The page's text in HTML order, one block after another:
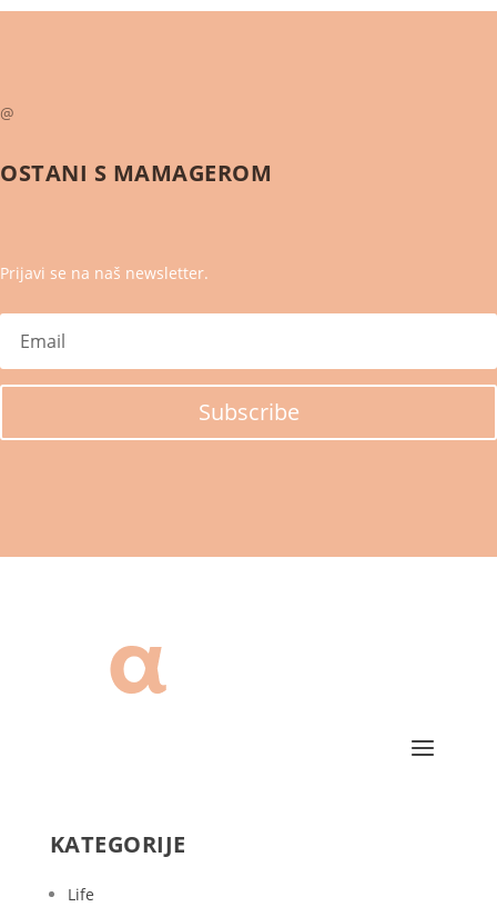
@
OSTANI S MAMAGEROM
Prijavi se na naš newsletter.
Subscribe
KATEGORIJE
Life